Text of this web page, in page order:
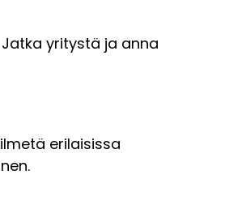
yritystä ja anna
erilaisissa